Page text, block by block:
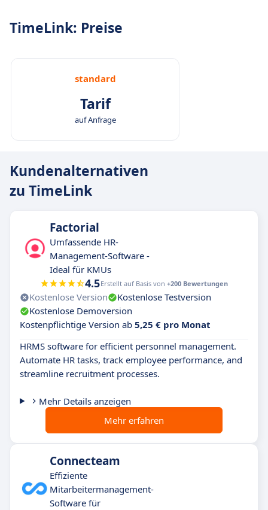
TimeLink: Preise
standard
Tarif
auf Anfrage
Kundenalternativen
zu TimeLink
Factorial
Umfassende HR-
Management-Software -
Ideal für KMUs
4.5Erstellt auf Basis von +200 Bewertungen
Kostenlose Version
Kostenlose Testversion
Kostenlose Demoversion
Kostenpflichtige Version ab 5,25 € pro Monat
HRMS software for efficient personnel management.
Automate HR tasks, track employee performance, and
streamline recruitment processes.
Mehr Details anzeigen
Mehr erfahren
Connecteam
Effiziente
Mitarbeitermanagement-
Software für